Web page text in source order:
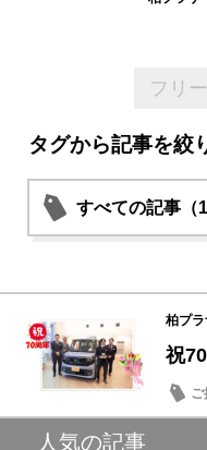
タグから記事を絞
すべての記事（1
柏プ
祝
ご
人気の記事